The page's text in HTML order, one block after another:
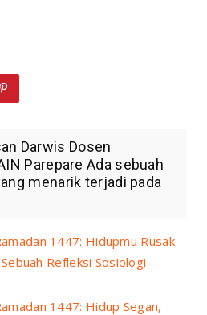
Darwis Dosen
Parepare Ada sebuah
menarik terjadi pada
1447: Hidupmu Rusak
Refleksi Sosiologi
1447: Hidup Segan,